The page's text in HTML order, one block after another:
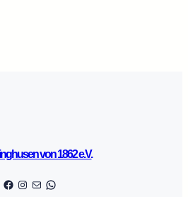
von 1862 e.V.
Facebook Instagram E-Mail WhatsApp